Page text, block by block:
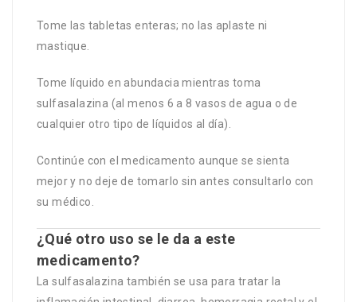
Tome las tabletas enteras; no las aplaste ni
mastique.
Tome líquido en abundacia mientras toma
sulfasalazina (al menos 6 a 8 vasos de agua o de
cualquier otro tipo de líquidos al día).
Continúe con el medicamento aunque se sienta
mejor y no deje de tomarlo sin antes consultarlo con
su médico.
¿Qué otro uso se le da a este
medicamento?
La sulfasalazina también se usa para tratar la